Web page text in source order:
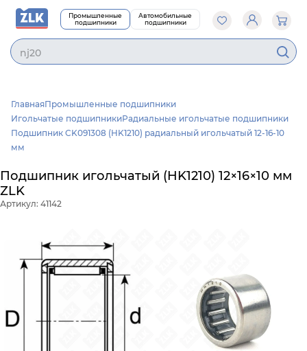
Промышленные
подшипники
Автомобильные
подшипники
nj
ГлавнаяПромышленные подшипники
Игольчатые подшипникиРадиальные игольчатые подшипники
Подшипник CK091308 (HK1210) радиальный игольчатый 12-16-10
мм
Подшипник игольчатый (HK1210) 12×16×10 мм
ZLK
Артикул: 41142